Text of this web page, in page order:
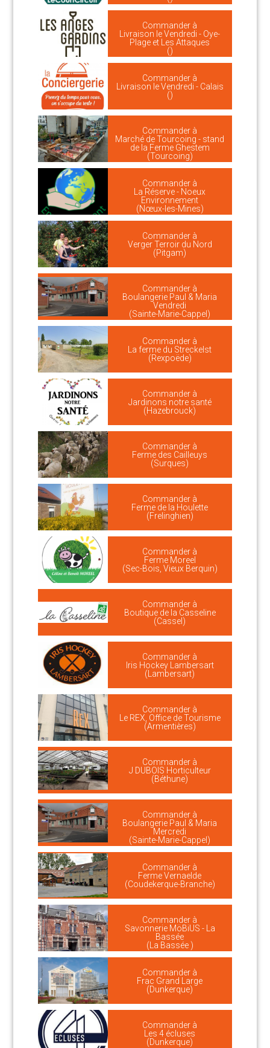
Commander à
Livraison le Vendredi - Oye-
Plage et Les Attaques
()
Commander à
Livraison le Vendredi - Calais
()
Commander à
Marché de Tourcoing - stand
de la Ferme Ghestem
(Tourcoing)
Commander à
La Réserve - Noeux
Environnement
(Nœux-les-Mines)
Commander à
Verger Terroir du Nord
(Pitgam)
Commander à
Boulangerie Paul & Maria
Vendredi
(Sainte-Marie-Cappel)
Commander à
La ferme du Streckelst
(Rexpoëde)
Commander à
Jardinons notre santé
(Hazebrouck)
Commander à
Ferme des Cailleuys
(Surques)
Commander à
Ferme de la Houlette
(Frelinghien)
Commander à
Ferme Moreel
(Sec-Bois, Vieux Berquin)
Commander à
Boutique de la Casseline
(Cassel)
Commander à
Iris Hockey Lambersart
(Lambersart)
Commander à
Le REX, Office de Tourisme
(Armentières)
Commander à
J DUBOIS Horticulteur
(Béthune)
Commander à
Boulangerie Paul & Maria
Mercredi
(Sainte-Marie-Cappel)
Commander à
Ferme Vernaelde
(Coudekerque-Branche)
Commander à
Savonnerie MöBiUS - La
Bassée
(La Bassée )
Commander à
Frac Grand Large
(Dunkerque)
Commander à
Les 4 écluses
(Dunkerque)